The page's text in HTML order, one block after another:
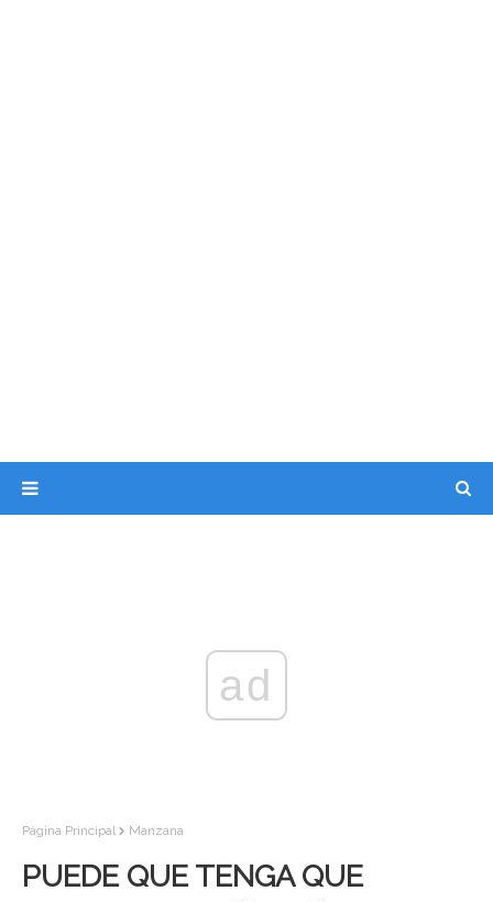
ad
Página Principal Manzana
PUEDE QUE TENGA QUE